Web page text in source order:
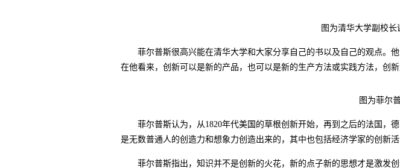
图为清华大学副校
菲尔普斯很高兴能在清华大学和大家分享自己的书以及自己的观点。
在他看来，创新可以是新的产品，也可以是新的生产方法或实践方法，创
图为菲尔
菲尔普斯认为，从1820年代美国的草根创新开始，再到之后的法国，
是无数普通人的创造力和想象力创造出来的，其中也包括经济学家的创新活
菲尔普斯指出，知识并不是创新的火花，新的点子新的思想才是激发